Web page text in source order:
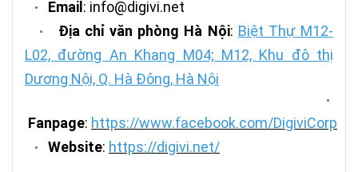
• Email : info@digivi.net
• Địa chỉ văn phòng Hà Nội: Biệt Thự M12-
L02, đường An Khang M04; M12, Khu đô thị
Dương Nội, Q. Hà Đông, Hà Nội
•
Fanpage: https://www.facebook.com/DigiviCorp
• Website: https://digivi.net/